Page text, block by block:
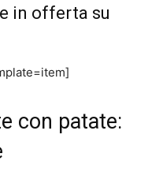
in offerta su
con patate: